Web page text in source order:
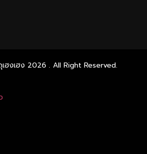
งเฮง 2026 . All Right Reserved.